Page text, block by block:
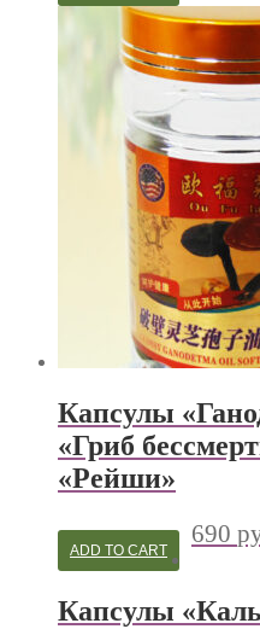
Капсулы
«Гриб
«Рейши»
690
ADD TO CART
Капсулы